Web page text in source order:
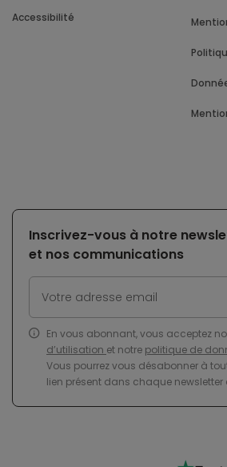
Accessibilité
Inscrivez-vous à notre
et nos communications
En vous abonnant, vous acceptez
d’utilisation et notre politique de
Vous pourrez vous désabonner à
lien présent dans chaque newsletter